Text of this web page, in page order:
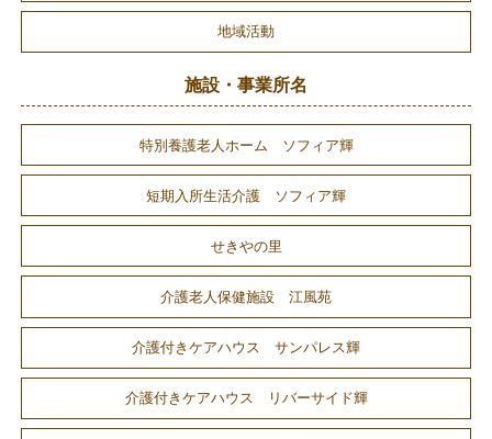
地域活動
施設・事業所名
特別養護老人ホーム ソフィア輝
短期入所生活介護 ソフィア輝
せきやの里
介護老人保健施設 江風苑
介護付きケアハウス サンパレス輝
介護付きケアハウス リバーサイド輝